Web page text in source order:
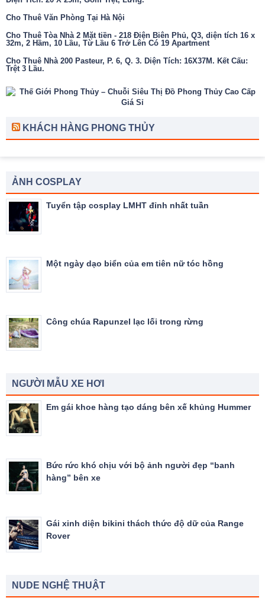
Cho Thuê Văn Phòng Tại Hà Nội
Cho Thuê Tòa Nhà 2 Mặt tiền - 218 Điện Biên Phủ, Q3, diện tích 16 x
32m, 2 Hầm, 10 Lầu, Từ Lầu 6 Trở Lên Có 19 Apartment
Cho Thuê Nhà 200 Pasteur, P. 6, Q. 3. Diện Tích: 16X37M. Kết Cấu:
Trệt 3 Lầu.
KHÁCH HÀNG PHONG THỦY
ẢNH COSPLAY
Tuyển tập cosplay LMHT đỉnh nhất tuần
Một ngày dạo biển của em tiên nữ tóc hồng
Công chúa Rapunzel lạc lối trong rừng
NGƯỜI MẪU XE HƠI
Em gái khoe hàng tạo dáng bên xế khủng Hummer
Bức rức khó chịu với bộ ảnh người đẹp “banh
hàng” bên xe
Gái xinh diện bikini thách thức độ dữ của Range
Rover
NUDE NGHỆ THUẬT